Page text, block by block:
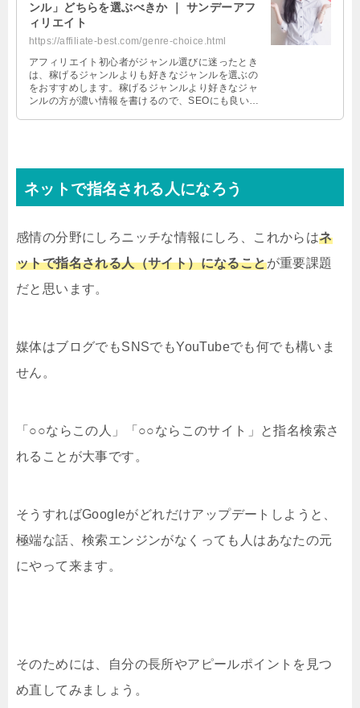
ンル」どちらを選ぶべきか ｜ サンデーアフ
ィリエイト
https://affiliate-best.com/genre-choice.html
アフィリエイト初心者がジャンル選びに迷ったとき
は、稼げるジャンルよりも好きなジャンルを選ぶの
をおすすめします。稼げるジャンルより好きなジャ
ンルの方が濃い情報を書けるので、SEOにも良い効
ネットで指名される人になろう
感情の分野にしろニッチな情報にしろ、これからはネ
ットで指名される人（サイト）になることが重要課題
だと思います。
媒体はブログでもSNSでもYouTubeでも何でも構いま
せん。
「○○ならこの人」「○○ならこのサイト」と指名検索さ
れることが大事です。
そうすればGoogleがどれだけアップデートしようと、
極端な話、検索エンジンがなくっても人はあなたの元
にやって来ます。
そのためには、自分の長所やアピールポイントを見つ
め直してみましょう。